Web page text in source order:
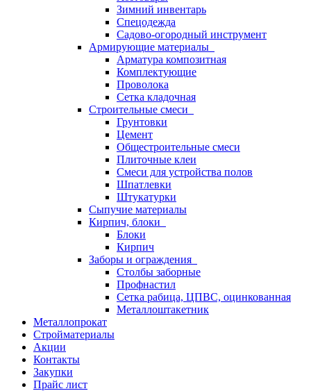
Зимний инвентарь
Спецодежда
Садово-огородный инструмент
Армирующие материалы
Арматура композитная
Комплектующие
Проволока
Сетка кладочная
Строительные смеси
Грунтовки
Цемент
Общестроительные смеси
Плиточные клеи
Смеси для устройства полов
Шпатлевки
Штукатурки
Сыпучие материалы
Кирпич, блоки
Блоки
Кирпич
Заборы и ограждения
Столбы заборные
Профнастил
Сетка рабица, ЦПВС, оцинкованная
Металлоштакетник
Металлопрокат
Стройматериалы
Акции
Контакты
Закупки
Прайс лист